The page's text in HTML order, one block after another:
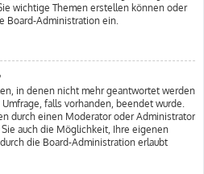
wichtige Themen erstellen können oder
Board-Administration ein.
in denen nicht mehr geantwortet werden
falls vorhanden, beendet wurde.
durch einen Moderator oder Administrator
auch die Möglichkeit, Ihre eigenen
die Board-Administration erlaubt